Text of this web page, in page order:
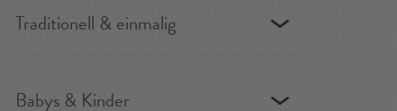
Traditionell & einmalig
Babys & Kinder